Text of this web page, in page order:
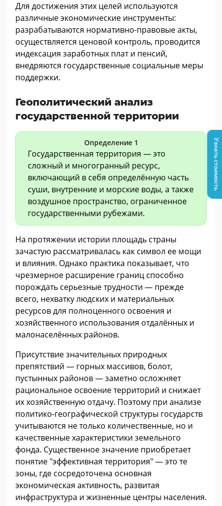
Для достижения этих целей используются
различные экономические инструменты:
разрабатываются нормативно-правовые акты,
осуществляется ценовой контроль, проводится
индексация заработных плат и пенсий,
внедряются государственные социальные меры
поддержки.
Геополитический анализ
государственной территории
Определение 1
Государственная территория — это
сложный и многогранный ресурс,
включающий в себя определённую часть
суши, внутренние и морские воды, а также
воздушное пространство, ограниченное
государственными рубежами.
На протяжении истории площадь страны
зачастую рассматривалась как символ ее мощи
и влияния. Однако практика показывает, что
чрезмерное расширение границ способно
порождать серьезные трудности — прежде
всего, нехватку людских и материальных
ресурсов для полноценного освоения и
хозяйственного использования отдалённых и
малонаселённых районов.
Присутствие значительных природных
препятствий — горных массивов, болот,
пустынных районов — заметно осложняет
рациональное освоение территорий и снижает
их хозяйственную отдачу. Поэтому при анализе
политико-географической структуры государств
учитываются не только количественные, но и
качественные характеристики земельного
фонда. Существенное значение приобретает
понятие "эффективная территория" — это те
зоны, где сосредоточена основная
экономическая активность, развитая
инфраструктура и жизненные центры населения.
Узнать стоимость